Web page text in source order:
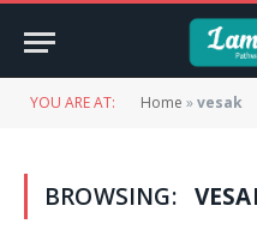
YOU ARE AT: Home »vesak
BROWSING: